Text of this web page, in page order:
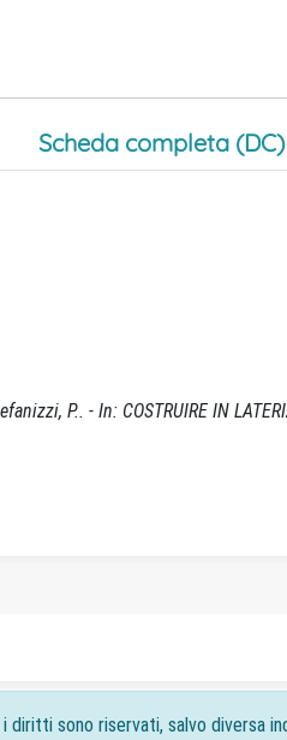
Scheda completa (DC)
P.. - In: COSTRUIRE IN
sono riservati, salvo diversa